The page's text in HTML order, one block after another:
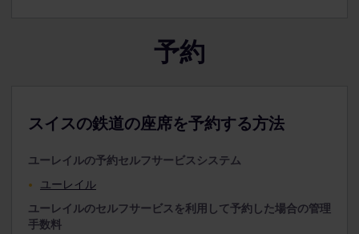
予約
スイスの鉄道の座席を予約する方法
ユーレイルの予約セルフサービスシステム
ユーレイル
ユーレイルのセルフサービスを利用して予約した場合の管理
手数料